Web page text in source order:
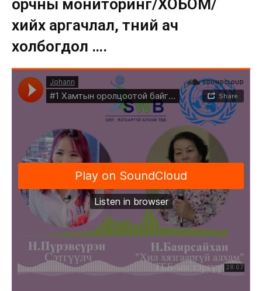
орчны мониторинг/ХОБОМ/
хийх аргачлал, түүний ач
холбогдол ….